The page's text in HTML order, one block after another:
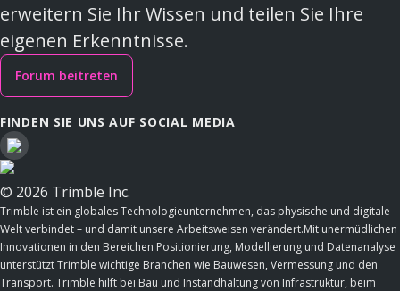
erweitern Sie Ihr Wissen und teilen Sie Ihre
eigenen Erkenntnisse.
Forum beitreten
FINDEN SIE UNS AUF SOCIAL MEDIA
© 2026 Trimble Inc.
Trimble ist ein globales Technologieunternehmen, das physische und digitale
Welt verbindet – und damit unsere Arbeitsweisen verändert.Mit unermüdlichen
Innovationen in den Bereichen Positionierung, Modellierung und Datenanalyse
unterstützt Trimble wichtige Branchen wie Bauwesen, Vermessung und den
Transport. Trimble hilft bei Bau und Instandhaltung von Infrastruktur, beim